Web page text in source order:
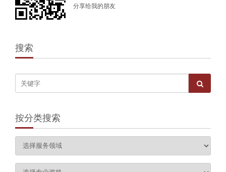
分享给我的朋友
搜索
按分类搜索